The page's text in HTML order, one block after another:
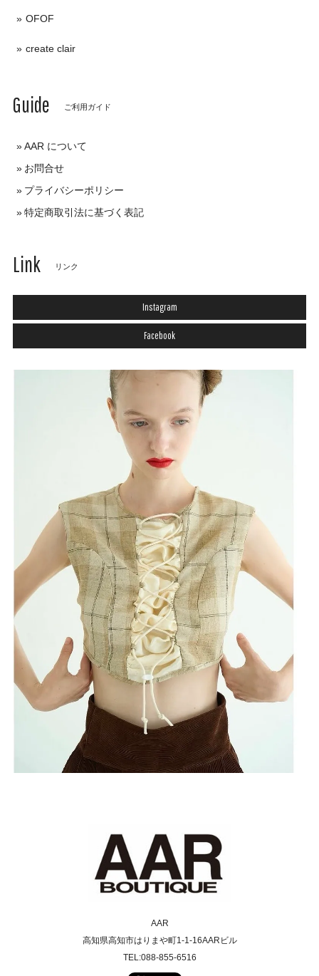
OFOF
create clair
Guide ご利用ガイド
AAR について
お問合せ
プライバシーポリシー
特定商取引法に基づく表記
Link リンク
Instagram
Facebook
AAR
高知県高知市はりまや町1-1-16AARビル
TEL:088-855-6516